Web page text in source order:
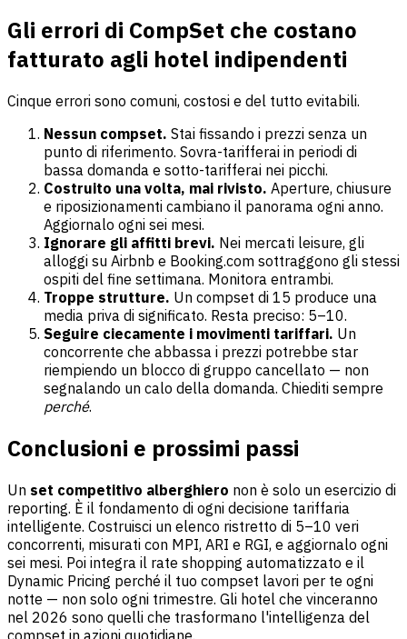
Gli errori di CompSet che costano
fatturato agli hotel indipendenti
Cinque errori sono comuni, costosi e del tutto evitabili.
Nessun compset. Stai fissando i prezzi senza un
punto di riferimento. Sovra-tarifferai in periodi di
bassa domanda e sotto-tarifferai nei picchi.
Costruito una volta, mai rivisto. Aperture, chiusure
e riposizionamenti cambiano il panorama ogni anno.
Aggiornalo ogni sei mesi.
Ignorare gli affitti brevi. Nei mercati leisure, gli
alloggi su Airbnb e Booking.com sottraggono gli stessi
ospiti del fine settimana. Monitora entrambi.
Troppe strutture. Un compset di 15 produce una
media priva di significato. Resta preciso: 5–10.
Seguire ciecamente i movimenti tariffari. Un
concorrente che abbassa i prezzi potrebbe star
riempiendo un blocco di gruppo cancellato — non
segnalando un calo della domanda. Chiediti sempre
perché.
Conclusioni e prossimi passi
Un set competitivo alberghiero non è solo un esercizio di
reporting. È il fondamento di ogni decisione tariffaria
intelligente. Costruisci un elenco ristretto di 5–10 veri
concorrenti, misurati con MPI, ARI e RGI, e aggiornalo ogni
sei mesi. Poi integra il rate shopping automatizzato e il
Dynamic Pricing perché il tuo compset lavori per te ogni
notte — non solo ogni trimestre. Gli hotel che vinceranno
nel 2026 sono quelli che trasformano l'intelligenza del
compset in azioni quotidiane.